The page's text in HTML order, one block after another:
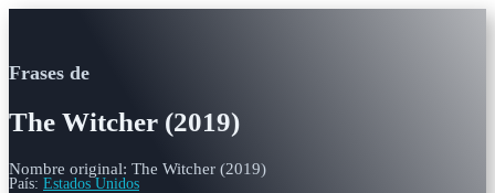
Frases de
The Witcher (2019)
Nombre original: The Witcher (2019)
País: Estados Unidos